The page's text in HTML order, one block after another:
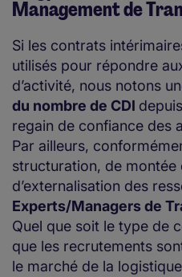
Management de
Si les contrats
utilisés pour répondre
d’activité, nous notons
du nombre de CDI
regain de confiance des
Par ailleurs,
structuration, de montée
d’externalisation des
Experts/Managers de
Quel que soit le type de
que les recrutements
le marché de la